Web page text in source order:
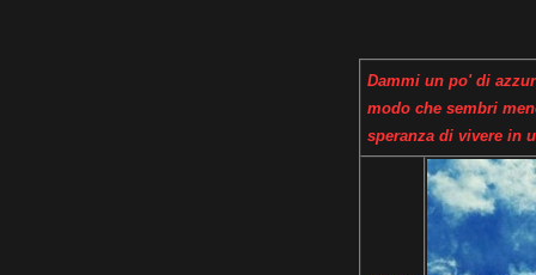
Dammi un po' di
modo che sembri
speranza di vivere in